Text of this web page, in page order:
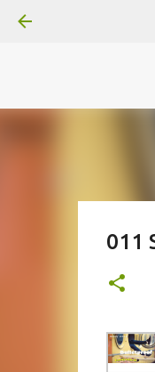
Superheldenserien
011